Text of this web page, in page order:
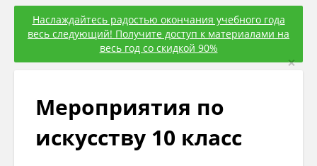
Наслаждайтесь радостью окончания учебного года
весь следующий! Получите доступ к материалами на
весь год со скидкой 90%
×
Мероприятия по
искуcству 10 класс